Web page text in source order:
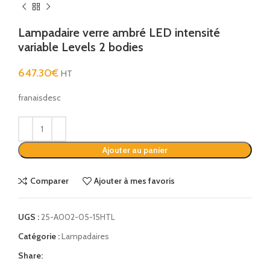
Lampadaire verre ambré LED intensité
variable Levels 2 bodies
647.30€ HT
franaisdesc
Ajouter au panier
Comparer Ajouter à mes favoris
UGS :25-A002-05-15HTL
Catégorie :Lampadaires
Share: